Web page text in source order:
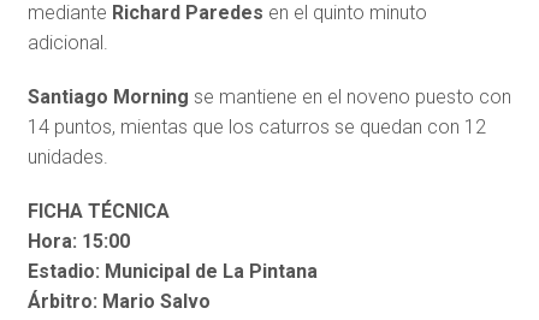
mediante Richard Paredes en el quinto minuto
adicional.
Santiago Morning se mantiene en el noveno puesto con
14 puntos, mientas que los caturros se quedan con 12
unidades.
FICHA TÉCNICA
Hora: 15:00
Estadio: Municipal de La Pintana
Árbitro: Mario Salvo